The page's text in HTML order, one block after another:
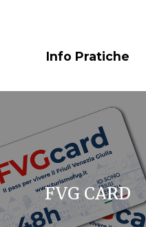
Info Pratiche
FVG CARD